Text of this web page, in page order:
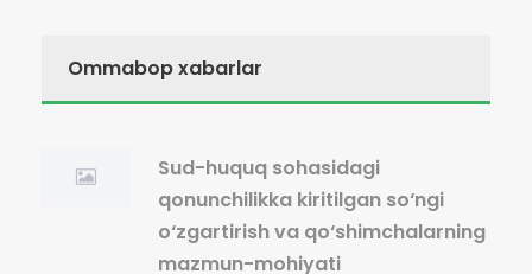
Ommabop xabarlar
Sud-huquq sohasidagi
qonunchilikka kiritilgan so‘ngi
o‘zgartirish va qo‘shimchalarning
mazmun-mohiyati